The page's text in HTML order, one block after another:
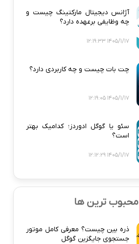
آژانس دیجیتال مارکتینگ چیست و
چه وظایفی برعهده دارد؟
1405/1/17 12:19:33
چت بات چیست و چه کاربردی دارد؟
1405/1/17 12:19:05
سئو یا گوگل ادوردز؛ کدامیک بهتر
است؟
1405/1/17 12:12:29
محبوب ترین ها
ذره‌ بین چیست؟ معرفی کامل موتور
جستجوی جایگزین گوگل